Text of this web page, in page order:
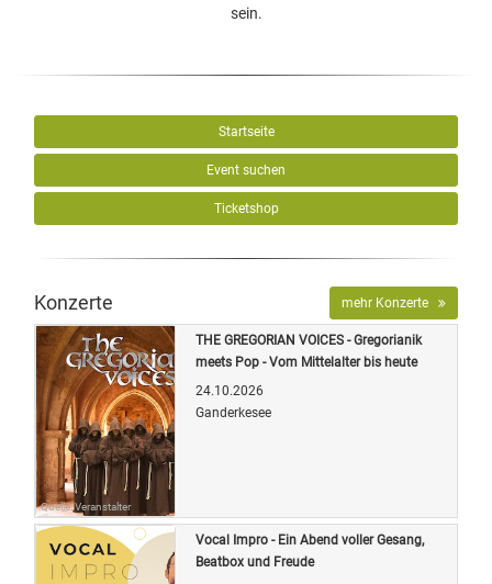
sein.
Startseite
Event suchen
Ticketshop
Konzerte mehr Konzerte
Quelle: Veranstalter
THE GREGORIAN VOICES - Gregorianik
meets Pop - Vom Mittelalter bis heute
24.10.2026
Ganderkesee
Vocal Impro - Ein Abend voller Gesang,
Beatbox und Freude